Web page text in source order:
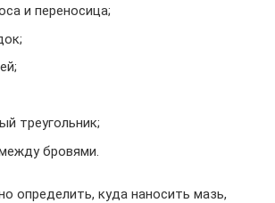
и переносица;
треугольник;
бровями.
определить, куда наносить мазь,